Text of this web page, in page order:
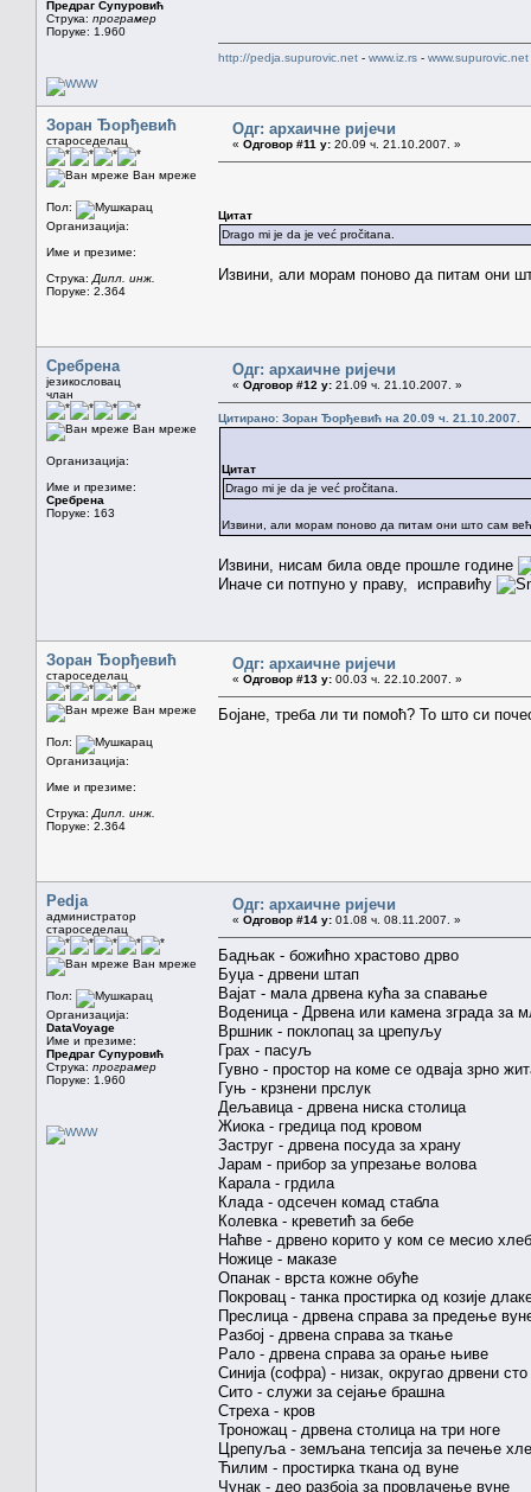
Предраг Супуровић
Струка: програмер
Поруке: 1.960
http://pedja.supurovic.net - www.iz.rs - www.supurovic.net
Зоран Ђорђевић
староседелац
Ван мреже
Пол:
Организација:
Име и презиме:
Струка: Дипл. инж.
Поруке: 2.364
Одг: архаичне ријечи
« Одговор #11 у: 20.09 ч. 21.10.2007. »
Цитат
Drago mi je da je već pročitana.
Извини, али морам поново да питам они
Сребрена
језикословац
члан
Ван мреже
Организација:
Име и презиме:
Сребрена
Поруке: 163
Одг: архаичне ријечи
« Одговор #12 у: 21.09 ч. 21.10.2007. »
Цитирано: Зоран Ђорђевић на 20.09 ч. 21.10.2007.
Цитат
Drago mi je da je već pročitana.
Извини, али морам поново да питам они што сам
Извини, нисам била овде прошле године
Иначе си потпуно у праву, исправићу
Зоран Ђорђевић
староседелац
Ван мреже
Пол:
Организација:
Име и презиме:
Струка: Дипл. инж.
Поруке: 2.364
Одг: архаичне ријечи
« Одговор #13 у: 00.03 ч. 22.10.2007. »
Бојане, треба ли ти помоћ? То што си
Pedja
администратор
староседелац
Ван мреже
Пол:
Организација:
DataVoyage
Име и презиме:
Предраг Супуровић
Струка: програмер
Поруке: 1.960
Одг: архаичне ријечи
« Одговор #14 у: 01.08 ч. 08.11.2007. »
Бадњак - божићно храстово дрво
Буџа - дрвени штап
Вајат - мала дрвена кућа за спавање
Воденица - Дрвена или камена зграда за
Вршник - поклопац за црепуљу
Грах - пасуљ
Гувно - простор на коме се одваја зрно
Гуњ - крзнени прслук
Дељавица - дрвена ниска столица
Жиока - гредица под кровом
Заструг - дрвена посуда за храну
Јарам - прибор за упрезање волова
Карала - грдила
Клада - одсечен комад стабла
Колевка - креветић за бебе
Наћве - дрвено корито у ком се месио хлеб
Ножице - маказе
Опанак - врста кожне обуће
Покровац - танка простирка од козије
Преслица - дрвена справа за предење
Разбој - дрвена справа за ткање
Рало - дрвена справа за орање њиве
Синија (софра) - низак, округао дрвени сто
Сито - служи за сејање брашна
Стреха - кров
Троножац - дрвена столица на три ноге
Црепуља - земљана тепсија за печење
Ћилим - простирка ткана од вуне
Чунак - део разбоја за провлачење вуне